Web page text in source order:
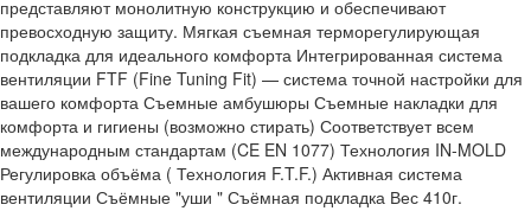
представляют монолитную конструкцию и обеспечивают
превосходную защиту. Мягкая съемная терморегулирующая
подкладка для идеального комфорта Интегрированная система
вентиляции FTF (Fine Tuning Fit) — система точной настройки для
вашего комфорта Съемные амбушюры Съемные накладки для
комфорта и гигиены (возможно стирать) Соответствует всем
международным стандартам (CE EN 1077) Технология IN-MOLD
Регулировка объёма ( Технология F.T.F.) Активная система
вентиляции Съёмные "уши " Съёмная подкладка Вес 410г.